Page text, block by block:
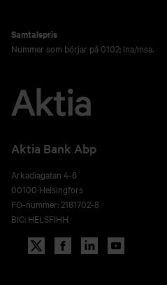
Samtalspris
Nummer som börjar på 0102: lna/msa.
Aktia Bank Abp
Arkadiagatan 4-6
00100 Helsingfors
FO-nummer: 2181702-8
BIC: HELSFIHH